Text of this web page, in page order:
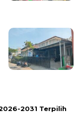
2031 Terpilih